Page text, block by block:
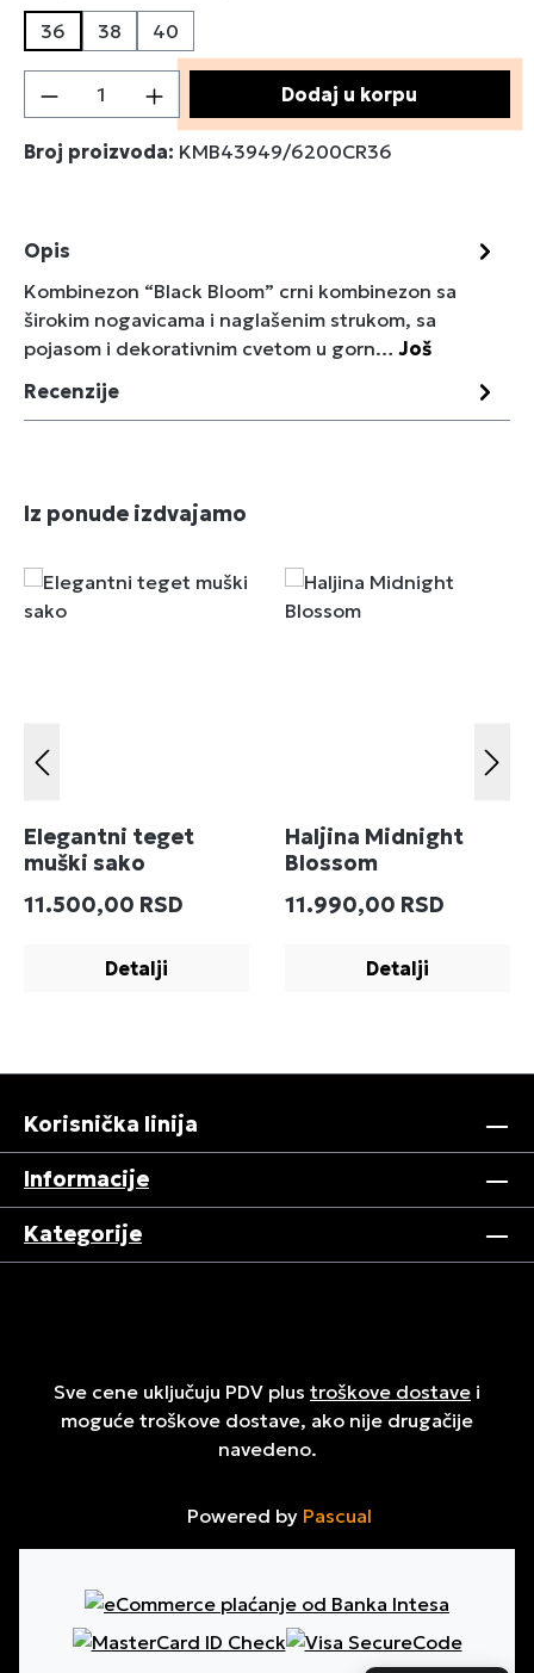
36
38 40
Količina proizvoda: Unesite željenu
Dodaj u korpu
Broj proizvoda: KMB43949/6200CR36
Opis
Kombinezon “Black Bloom” crni kombinezon sa
širokim nogavicama i naglašenim strukom, sa
pojasom i dekorativnim cvetom u gorn…Još
Recenzije
Preskoči galeriju proizvoda
Iz ponude izdvajamo
Elegantni teget
muški sako
Redovna cena:
11.500,00 RSD
Detalji
Haljina Midnight
Blossom
Redovna cena:
11.990,00 RSD
Detalji
Korisnička linija
Informacije
Kategorije
Sve cene uključuju PDV plus troškove dostave i
moguće troškove dostave, ako nije drugačije
navedeno.
Powered by Pascual